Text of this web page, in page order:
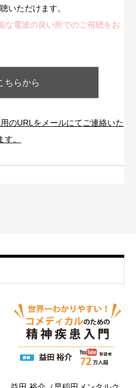
いただけます。
電波の良い所でのご視聴をお
ちらから
のURLをメールにてご連絡いた
す。